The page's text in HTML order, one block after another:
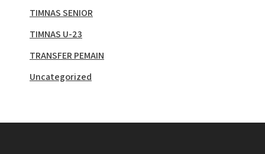
TIMNAS SENIOR
TIMNAS U-23
TRANSFER PEMAIN
Uncategorized